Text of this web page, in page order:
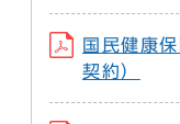
国民健康
契約）